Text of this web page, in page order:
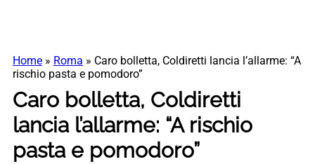
Home » Roma » Caro bolletta, Coldiretti lancia l’allarme: “A
rischio pasta e pomodoro”
Caro bolletta, Coldiretti
lancia l’allarme: “A rischio
pasta e pomodoro”